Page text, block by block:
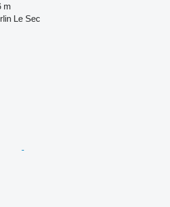
m
Le Sec